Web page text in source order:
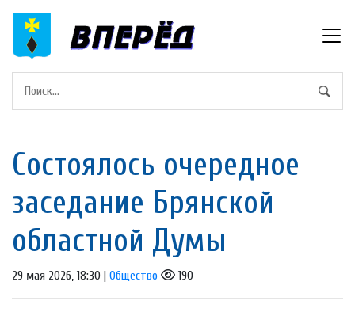
Состоялось очередное
заседание Брянской
областной Думы
29 мая 2026, 18:30 | Общество 190